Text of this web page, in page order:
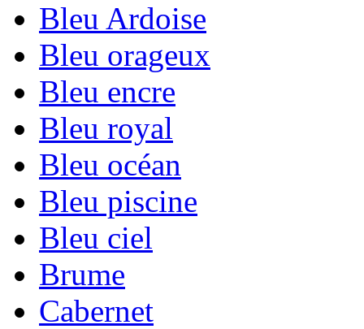
Bleu Ardoise
Bleu orageux
Bleu encre
Bleu royal
Bleu océan
Bleu piscine
Bleu ciel
Brume
Cabernet